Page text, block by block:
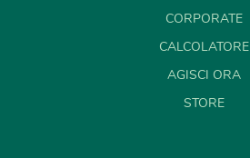
CORPORATE
CALCOLATORE
AGISCI ORA
STORE